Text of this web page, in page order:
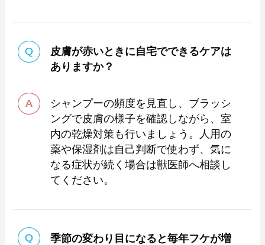
皮膚が赤いときに自宅でできるケアは
ありますか？
シャンプーの頻度を見直し、ブラッシ
ングで皮膚の様子を確認しながら、室
内の乾燥対策も行いましょう。人用の
薬や保湿剤は自己判断で使わず、気に
なる症状が続く場合は獣医師へ相談し
てください。
季節の変わり目になると毎年フケが増